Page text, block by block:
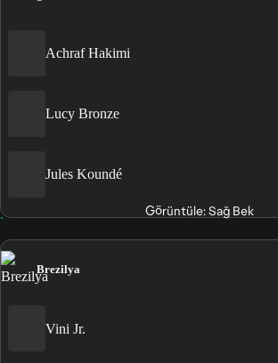
Achraf Hakimi
Lucy Bronze
Jules Koundé
Görüntüle: Sağ Bek
Brezilya
Vini Jr.